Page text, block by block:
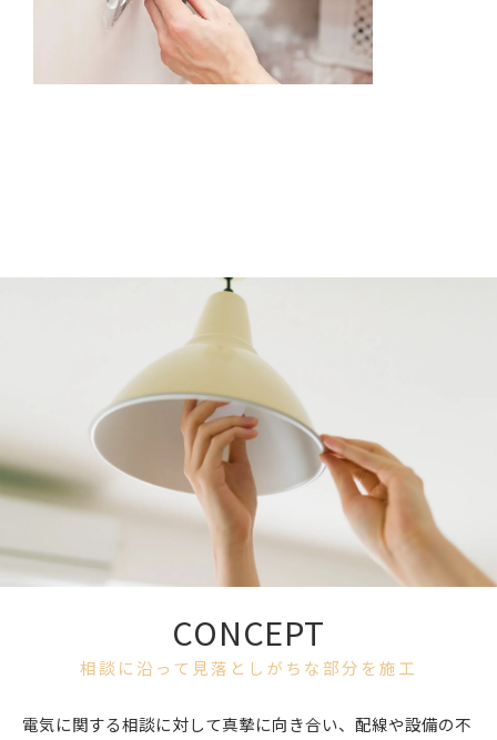
CONCEPT
相談に沿って見落としがちな部分を施工
電気に関する相談に対して真摯に向き合い、配線や設備の不